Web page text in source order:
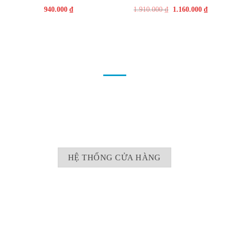
940.000 ₫
1.910.000₫ 1.160.000 ₫
HỆ THỐNG CỬA HÀNG